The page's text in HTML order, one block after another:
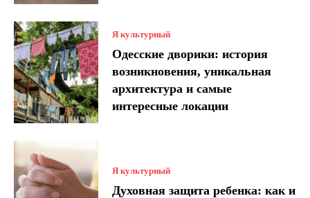
Я культурный
Одесские дворики: история
возникновения, уникальная
архитектура и самые
интересные локации
Я культурный
Духовная защита ребенка: как и